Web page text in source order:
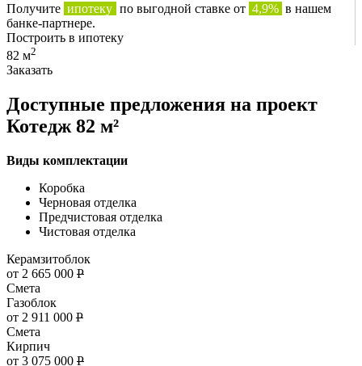
Получите ипотеку по выгодной ставке от 4,9% в нашем
банке-партнере.
Построить в ипотеку
82 м2
Заказать
Доступные предложения на проект
Котедж 82 м²
Виды комплектации
Коробка
Черновая отделка
Предчистовая отделка
Чистовая отделка
Керамзитоблок
от 2 665 000 Р
Смета
Газоблок
от 2 911 000 Р
Смета
Кирпич
от 3 075 000 Р